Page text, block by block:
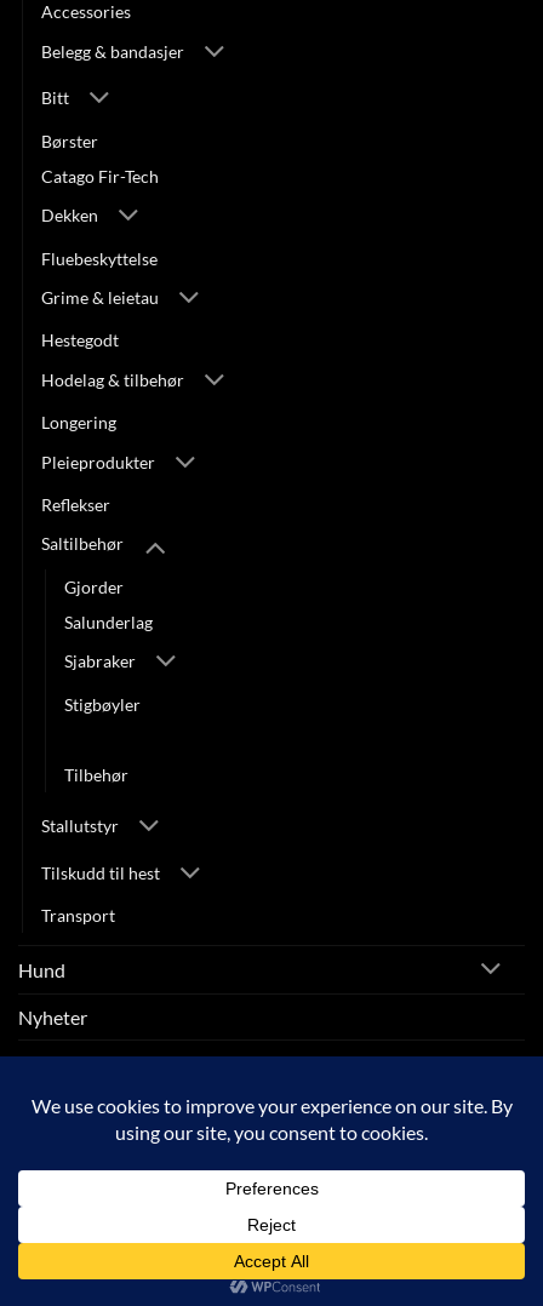
Accessories
Belegg & bandasjer
Bitt
Børster
Catago Fir-Tech
Dekken
Fluebeskyttelse
Grime & leietau
Hestegodt
Hodelag & tilbehør
Longering
Pleieprodukter
Reflekser
Saltilbehør
Gjorder
Salunderlag
Sjabraker
Stigbøyler
Tilbehør
Stallutstyr
Tilskudd til hest
Transport
Hund
Nyheter
Rytter
SALG
Vipps
Copyright 2026 © ARNEBERG HEST OG RYTTER |
Personvernerklæring|Vilkår og betingelser